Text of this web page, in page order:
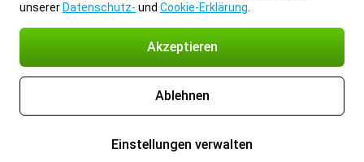
unserer Datenschutz- und Cookie-Erklärung
Akzeptieren
Ablehnen
Einstellungen verwalten